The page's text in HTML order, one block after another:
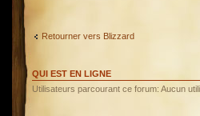
Retourner vers Blizzard
QUI EST EN LIGNE
Utilisateurs parcourant ce forum: Aucun